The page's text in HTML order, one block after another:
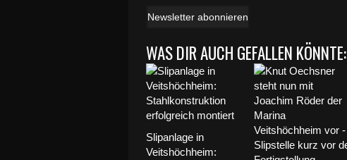
Newsletter abonnieren
WAS DIR AUCH GEFALLEN KÖNNTE:
Slipanlage in
Veitshöchheim: